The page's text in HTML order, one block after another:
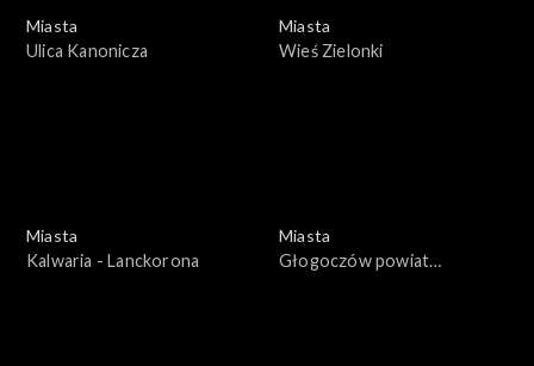
Miasta
Ulica Kanonicza
Miasta
Wieś Zielonki
Miasta
Kalwaria - Lanckorona
Miasta
Głogoczów powiat